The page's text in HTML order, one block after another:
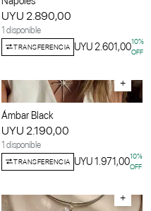
UYU 2.890,00
1 disponible
TRANSFERENCIA UYU 2.601,0010%
OFF
+
Ámbar Black
UYU 2.190,00
1 disponible
TRANSFERENCIA UYU 1.971,0010%
OFF
+